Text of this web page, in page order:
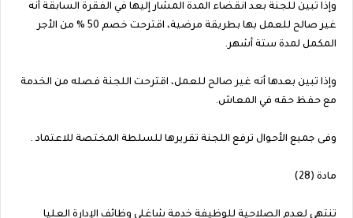
وإذا تبين للجنة بعد انقضاء المدة المشار إليها في الفقرة السابقة أنه
غير صالح للعمل بها بطريقة مرضية، اقترحت خصم 50 % من الأجر
المكمل لمدة ستة أشهر.
وإذا تبين بعدها أنه غير صالح للعمل، اقترحت اللجنة فصله من الخدمة
مع حفظ حقه في المعاش.
وفى جميع الأحوال ترفع اللجنة تقريرها للسلطة المختصة للاعتماد .
مادة (28)
تنتهي لعدم الصلاحية للوظيفة خدمة شاغلي وظائف الإدارة العليا